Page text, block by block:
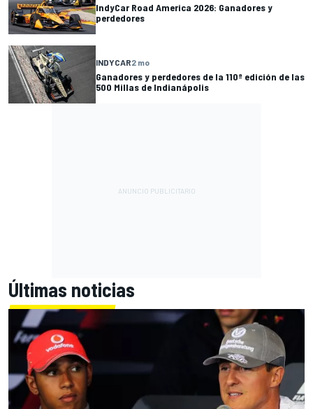
IndyCar Road America 2026: Ganadores y
perdedores
INDYCAR2 mo
Ganadores y perdedores de la 110ª edición de las
500 Millas de Indianápolis
Últimas noticias